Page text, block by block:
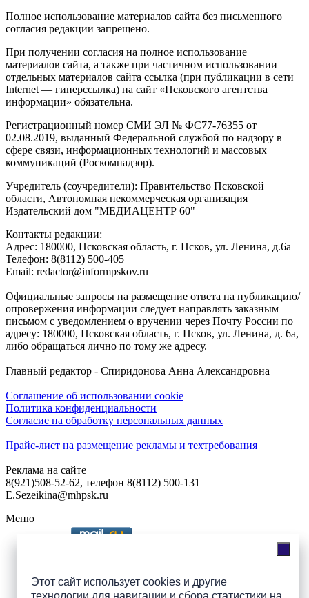
Этот сайт использует cookies и другие
технологии для навигации и сбора статистики на
Полное использование материалов сайта без письменного
согласия редакции запрещено.
При получении согласия на полное использование
материалов сайта, а также при частичном использовании
отдельных материалов сайта ссылка (при публикации в сети
Internet — гиперссылка) на сайт «Псковского агентства
информации» обязательна.
Регистрационный номер СМИ ЭЛ № ФС77-76355 от
02.08.2019, выданный Федеральной службой по надзору в
сфере связи, информационных технологий и массовых
коммуникаций (Роскомнадзор).
Учредитель (соучредители): Правительство Псковской
области, Автономная некоммерческая организация
Издательский дом "МЕДИАЦЕНТР 60"
Контакты редакции:
Адреc: 180000, Псковская область, г. Псков, ул. Ленина, д.6а
Телефон: 8(8112) 500-405
Email: redactor@informpskov.ru
Официальные запросы на размещение ответа на публикацию/
опровержения информации следует направлять заказным
письмом с уведомлением о вручении через Почту России по
адресу: 180000, Псковская область, г. Псков, ул. Ленина, д. 6а,
либо обращаться лично по тому же адресу.
Главный редактор - Спиридонова Анна Александровна
Соглашение об использовании cookie
Политика конфиденциальности
Согласие на обработку персональных данных
Прайс-лист на размещение рекламы и техтребования
Реклама на сайте
8(921)508-52-62, телефон 8(8112) 500-131
E.Sezeikina@mhpsk.ru
Меню